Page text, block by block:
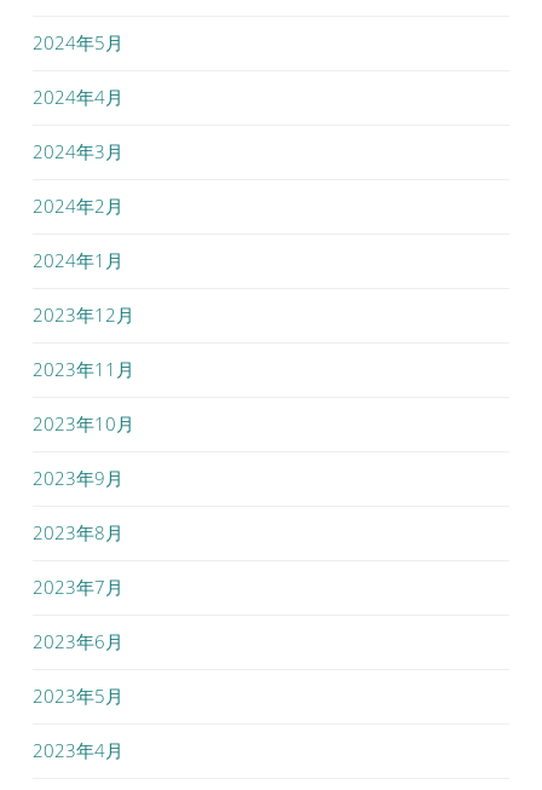
2024年5月
2024年4月
2024年3月
2024年2月
2024年1月
2023年12月
2023年11月
2023年10月
2023年9月
2023年8月
2023年7月
2023年6月
2023年5月
2023年4月